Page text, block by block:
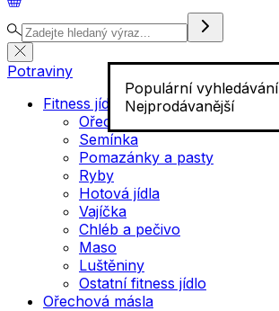
Populární vyhledávání
Nejprodávanější
Potraviny
Fitness jídlo
Ořechy
Semínka
Pomazánky a pasty
Ryby
Hotová jídla
Vajíčka
Chléb a pečivo
Maso
Luštěniny
Ostatní fitness jídlo
Ořechová másla